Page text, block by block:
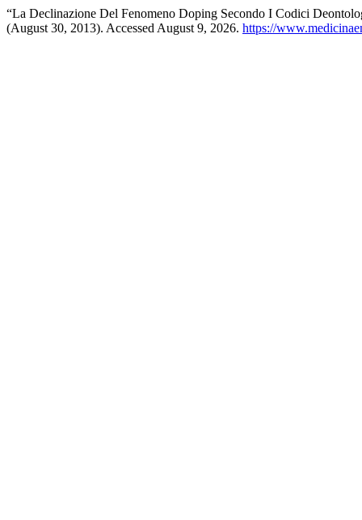
“La Declinazione Del Fenomeno Doping Secondo I Codici
(August 30, 2013). Accessed August 9, 2026. https://